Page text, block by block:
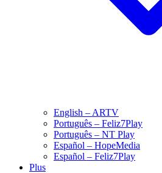
English – ARTV
Português – Feliz7Play
Português – NT Play
Español – HopeMedia
Español – Feliz7Play
Plus